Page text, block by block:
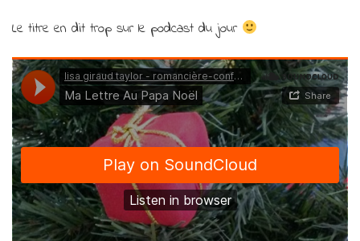
Le titre en dit trop sur le podcast du jour